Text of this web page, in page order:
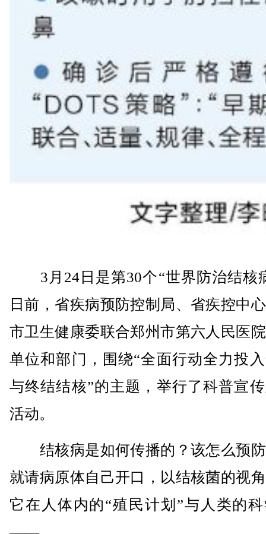
3月24日是第30个“世界防治结核
日前，省疾病预防控制局、省疾控中
市卫生健康委联合郑州市第六人民医
单位和部门，围绕“全面行动全力投
与终结结核”的主题，举行了科普宣
活动。
结核病是如何传播的？该怎么预
就请病原体自己开口，以结核菌的视
它在人体内的“殖民计划”与人类的